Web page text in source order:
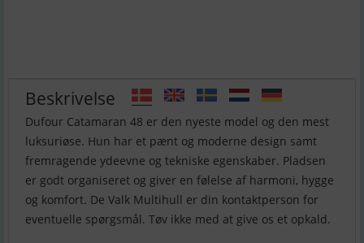
Beskrivelse
Dufour Catamaran 48 er den nyeste model og den mest
luksuriøse. Hun har et pænt og moderne design samt
fremragende ydeevne og tekniske egenskaber. Pladsen
er godt organiseret og giver en følelse af harmoni, hygge
og komfort. De Valk Multihull er din kontaktperson for
eventuelle spørgsmål. Tøv ikke med at give os et opkald.